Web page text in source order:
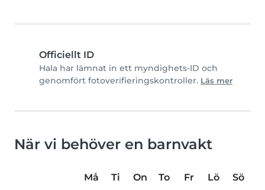
Officiellt ID
Hala har lämnat in ett myndighets-ID och
genomfört fotoverifieringskontroller. Läs mer
När vi behöver en barnvakt
Må Ti On To Fr Lö
Sö